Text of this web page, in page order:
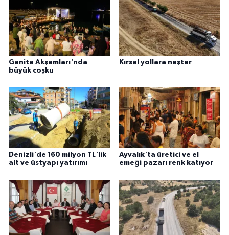
Ganita Akşamları'nda
büyük coşku
Kırsal yollara neşter
Denizli'de 160 milyon TL'lik
alt ve üstyapı yatırımı
Ayvalık'ta üretici ve el
emeği pazarı renk katıyor